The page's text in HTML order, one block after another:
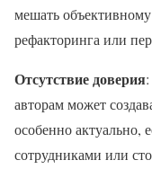
мешать
рефакторинга или
Отсутствие доверия
авторам может
особенно
сотрудниками или